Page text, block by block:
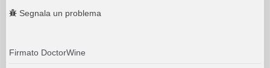
Segnala un problema
Firmato DoctorWine